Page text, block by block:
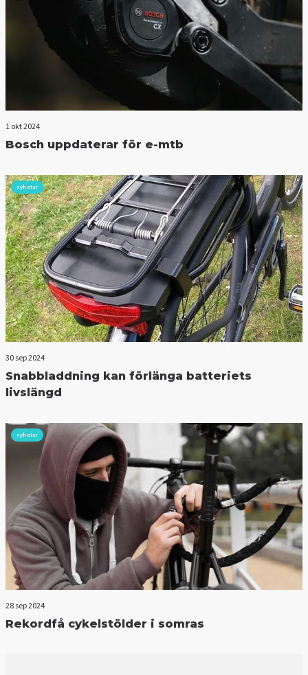
1 okt 2024
Bosch uppdaterar för e-mtb
nyheter
30 sep 2024
Snabbladdning kan förlänga batteriets
livslängd
nyheter
28 sep 2024
Rekordfå cykelstölder i somras